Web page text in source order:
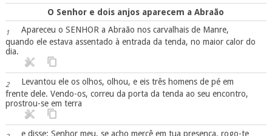
O Senhor e dois anjos aparecem a Abraão
1
Apareceu o SENHOR a Abraão nos carvalhais de Manre,
quando ele estava assentado à entrada da tenda, no maior calor do
dia.
2
Levantou ele os olhos, olhou, e eis três homens de pé em
frente dele. Vendo-os, correu da porta da tenda ao seu encontro,
prostrou-se em terra
e disse: Senhor meu, se acho mercê em tua presença, rogo-te